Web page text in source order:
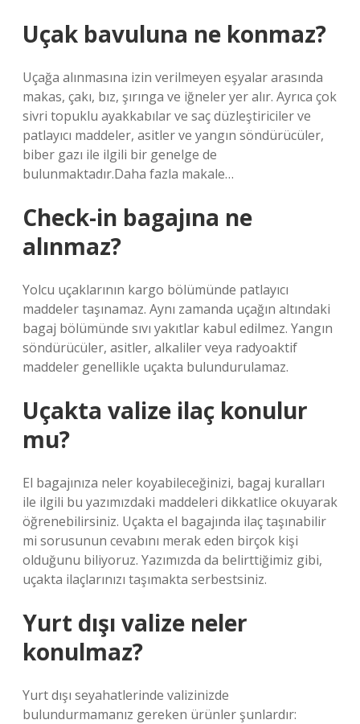
Uçak bavuluna ne konmaz?
Uçağa alınmasına izin verilmeyen eşyalar arasında
makas, çakı, bız, şırınga ve iğneler yer alır. Ayrıca çok
sivri topuklu ayakkabılar ve saç düzleştiriciler ve
patlayıcı maddeler, asitler ve yangın söndürücüler,
biber gazı ile ilgili bir genelge de
bulunmaktadır.Daha fazla makale…
Check-in bagajına ne
alınmaz?
Yolcu uçaklarının kargo bölümünde patlayıcı
maddeler taşınamaz. Aynı zamanda uçağın altındaki
bagaj bölümünde sıvı yakıtlar kabul edilmez. Yangın
söndürücüler, asitler, alkaliler veya radyoaktif
maddeler genellikle uçakta bulundurulamaz.
Uçakta valize ilaç konulur
mu?
El bagajınıza neler koyabileceğinizi, bagaj kuralları
ile ilgili bu yazımızdaki maddeleri dikkatlice okuyarak
öğrenebilirsiniz. Uçakta el bagajında ​​ilaç taşınabilir
mi sorusunun cevabını merak eden birçok kişi
olduğunu biliyoruz. Yazımızda da belirttiğimiz gibi,
uçakta ilaçlarınızı taşımakta serbestsiniz.
Yurt dışı valize neler
konulmaz?
Yurt dışı seyahatlerinde valizinizde
bulundurmamanız gereken ürünler şunlardır: